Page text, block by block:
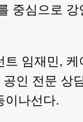
중심으로 강
트 임재민, 케
인 전문 상
이나선다.